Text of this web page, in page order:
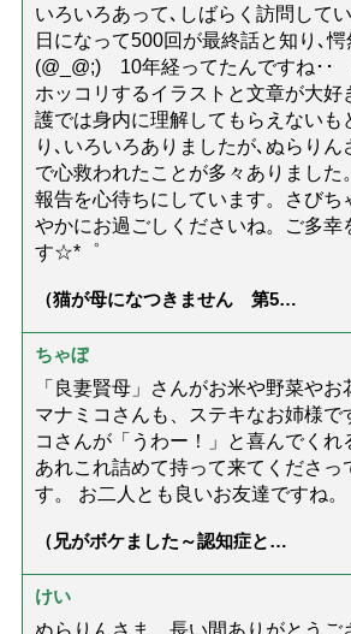
いろいろあって､しばらく訪問して
日になって500回が最終話と知り､
(@_@;) 10年経ってたんですね･･
ホッコリするイラストと文章が大
護では身内に理解してもらえないも
り､いろいろありましたが､ぬらりん
で心救われたことが多々ありました
報告を心待ちにしています。さびち
やかにお過ごしくださいね。ご多幸
す☆*゜
（猫が母になつきません 第500
ちゃぼ
「良妻賢母」さんがお米や野菜やお
マナミコさんも、ステキなお姉様で
コさんが「うわー！」と喜んでくれ
あれこれ詰めて持って来てくださっ
す。 お二人とも良いお友達ですね。
（兄がボケました～認知症と介
達』が届きました」）
けい
ぬらりんさま、長い間ありがとうご